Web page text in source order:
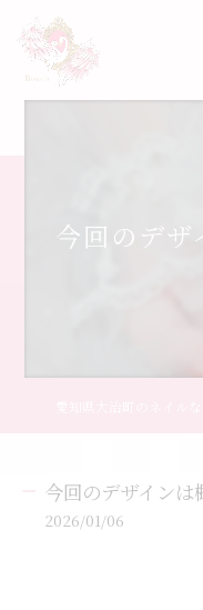
今回のデ
今回のデザインは
2026/01/06